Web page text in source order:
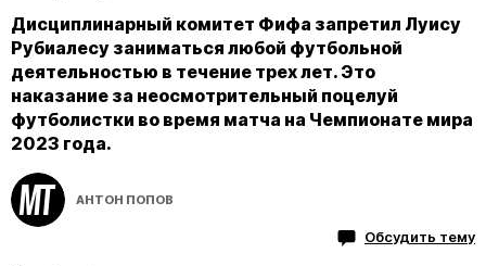
Дисциплинарный комитет Фифа запретил Луису
Рубиалесу заниматься любой футбольной
деятельностью в течение трех лет. Это
наказание за неосмотрительный поцелуй
футболистки во время матча на Чемпионате мира
2023 года.
АНТОН ПОПОВ
Обсудить тему